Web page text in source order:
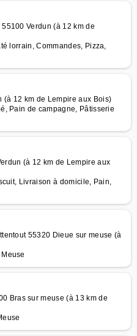
Verdun (à 12 km de
lorrain, Commandes, Pizza,
(à 12 km de Lempire aux Bois)
Pain de campagne, Pâtisserie
(à 12 km de Lempire aux
Livraison à domicile, Pain,
55320 Dieue sur meuse (à
Bras sur meuse (à 13 km de